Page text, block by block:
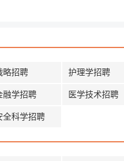
略招聘 护理学招聘
融学招聘 医学技术招聘
全科学招聘